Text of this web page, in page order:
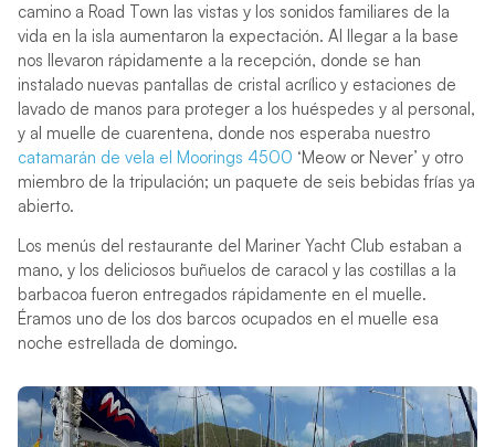
camino a Road Town las vistas y los sonidos familiares de la
vida en la isla aumentaron la expectación. Al llegar a la base
nos llevaron rápidamente a la recepción, donde se han
instalado nuevas pantallas de cristal acrílico y estaciones de
lavado de manos para proteger a los huéspedes y al personal,
y al muelle de cuarentena, donde nos esperaba nuestro
catamarán de vela el Moorings 4500 ‘Meow or Never’ y otro
miembro de la tripulación; un paquete de seis bebidas frías ya
abierto.
Los menús del restaurante del Mariner Yacht Club estaban a
mano, y los deliciosos buñuelos de caracol y las costillas a la
barbacoa fueron entregados rápidamente en el muelle.
Éramos uno de los dos barcos ocupados en el muelle esa
noche estrellada de domingo.